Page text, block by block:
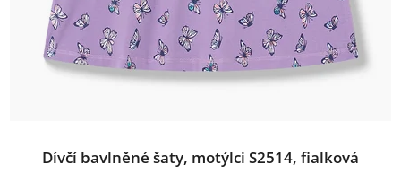
Dívčí bavlněné šaty, motýlci S2514, fialková